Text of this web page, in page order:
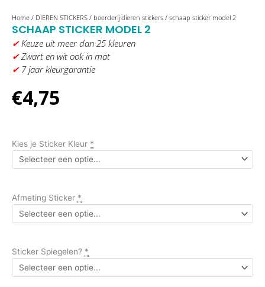
Home / DIEREN STICKERS / boerderij dieren stickers / schaap sticker model 2
SCHAAP STICKER MODEL 2
✔Keuze uit meer dan 25 kleuren
✔Zwart en wit ook in mat
✔7 jaar kleurgarantie
€4,75
Kies je Sticker Kleur *
Afmeting Sticker *
Sticker Spiegelen? *
schaap
sticker
model
2
aantal